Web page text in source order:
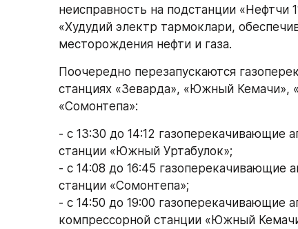
неисправность на подстанции
«Худудий электр тармоклари,
месторождения нефти и газа.
Поочередно перезапускаются
станциях «Зеварда», «Южный Кемачи»,
«Сомонтепа»:
- с 13:30 до 14:12 газоперекачивающие
станции «Южный Уртабулок»;
- с 14:08 до 16:45 газоперекачивающие
станции «Сомонтепа»;
- с 14:50 до 19:00 газоперекачивающие
компрессорной станции «Южный